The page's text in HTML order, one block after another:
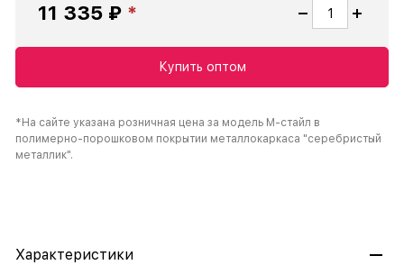
11 335 ₽
Купить оптом
*На сайте указана розничная цена за модель М-стайл в
полимерно-порошковом покрытии металлокаркаса "серебристый
металлик".
Характеристики